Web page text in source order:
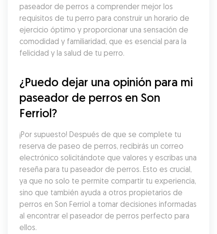
paseador de perros a comprender mejor los
requisitos de tu perro para construir un horario de
ejercicio óptimo y proporcionar una sensación de
comodidad y familiaridad, que es esencial para la
felicidad y la salud de tu perro.
¿Puedo dejar una opinión para mi
paseador de perros en Son
Ferriol?
¡Por supuesto! Después de que se complete tu
reserva de paseo de perros, recibirás un correo
electrónico solicitándote que valores y escribas una
reseña para tu paseador de perros. Esto es crucial,
ya que no solo te permite compartir tu experiencia,
sino que también ayuda a otros propietarios de
perros en Son Ferriol a tomar decisiones informadas
al encontrar el paseador de perros perfecto para
ellos.